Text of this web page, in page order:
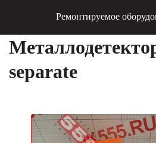
Ремонтируемое
separate